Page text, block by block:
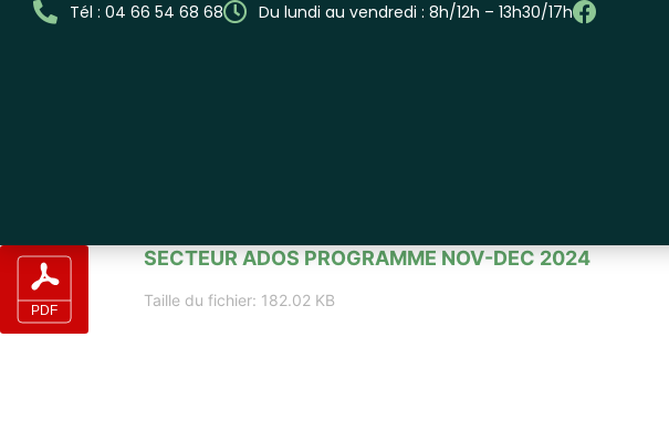
Tél : 04 66 54 68 68 Du lundi au vendredi : 8h/12h – 13h30/17h
SECTEUR ADOS PROGRAMME NOV-DEC 2024
Taille du fichier: 182.02 KB